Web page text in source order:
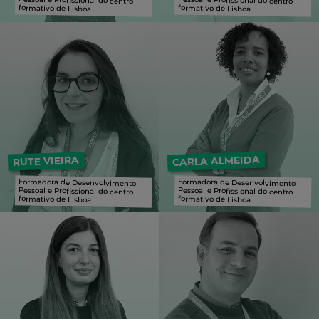
formativo de Lisboa formativo de Lisboa
RUTE VIEIRA
Formadora de Desenvolvimento
Pessoal e Profissional do centro
formativo de Lisboa
CARLA ALMEIDA
Formadora de Desenvolvimento
Pessoal e Profissional do centro
formativo de Lisboa